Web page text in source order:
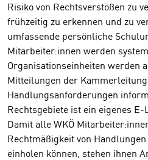
Risiko von Rechtsverstößen zu
frühzeitig zu erkennen und zu
umfassende persönliche
Mitarbeiter:innen werden
Organisationseinheiten werden
Mitteilungen der
Handlungsanforderungen
Rechtsgebiete ist ein eigenes
Damit alle WKÖ
Rechtmäßigkeit von
einholen können, stehen ihnen